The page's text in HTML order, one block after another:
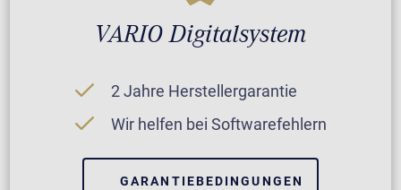
VARIO Digitalsystem
2 Jahre Herstellergarantie
Wir helfen bei Softwarefehlern
GARANTIEBEDINGUNGEN